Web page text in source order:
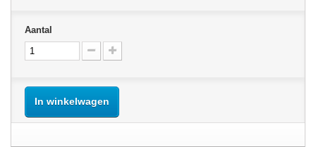
Aantal
In winkelwagen